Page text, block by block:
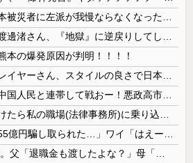
本の爆発原因が判明！！！！